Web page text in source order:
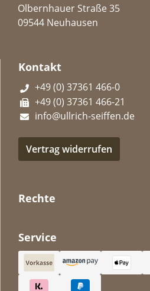
Olbernhauer Straße 35
09544 Neuhausen
Kontakt
+49 (0) 37361 466-0
+49 (0) 37361 466-21
info@ullrich-seiffen.de
Vertrag widerrufen
Rechte
Service